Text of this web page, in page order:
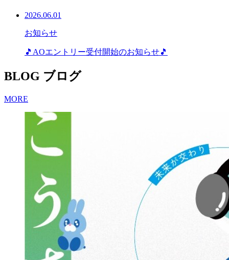
2026.06.01
お知らせ
🎵AOエントリー受付開始のお知らせ🎵
BLOG ブログ
MORE